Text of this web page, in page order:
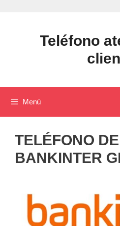
Teléfono
Menú
TELÉFONO DE
BANKINTER